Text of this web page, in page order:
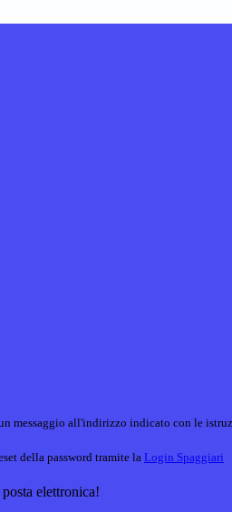
messaggio all'indirizzo indicato con le
della password tramite la Login Spaggiari
elettronica!